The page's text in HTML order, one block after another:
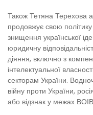
Також Тетяна Терехова
продовжує свою
знищення української
юридичну
діяння, включно з
інтелектуальної
секторам України.
війну проти України,
або відзнак у межах